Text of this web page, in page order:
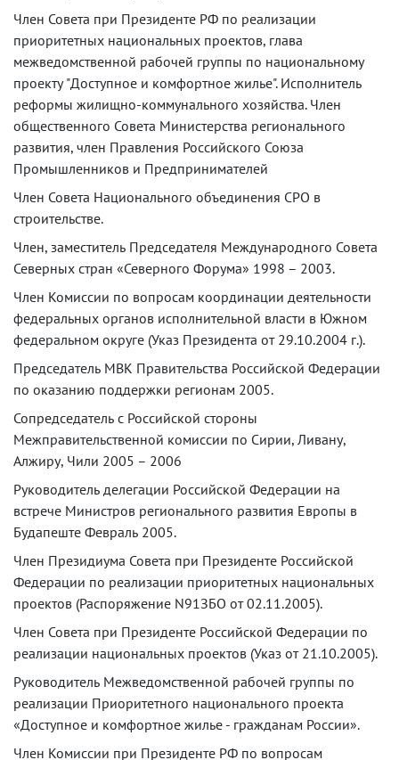
Член Совета при Президенте РФ по реализации
приоритетных национальных проектов, глава
межведомственной рабочей группы по национальному
проекту "Доступное и комфортное жилье". Исполнитель
реформы жилищно-коммунального хозяйства. Член
общественного Совета Министерства регионального
развития, член Правления Российского Союза
Промышленников и Предпринимателей
Член Совета Национального объединения СРО в
строительстве.
Член, заместитель Председателя Международного Совета
Северных стран «Северного Форума» 1998 – 2003.
Член Комиссии по вопросам координации деятельности
федеральных органов исполнительной власти в Южном
федеральном округе (Указ Президента от 29.10.2004 г.).
Председатель МВК Правительства Российской Федерации
по оказанию поддержки регионам 2005.
Сопредседатель с Российской стороны
Межправительственной комиссии по Сирии, Ливану,
Алжиру, Чили 2005 – 2006
Руководитель делегации Российской Федерации на
встрече Министров регионального развития Европы в
Будапеште Февраль 2005.
Член Президиума Совета при Президенте Российской
Федерации по реализации приоритетных национальных
проектов (Распоряжение N91ЗБО от 02.11.2005).
Член Совета при Президенте Российской Федерации по
реализации национальных проектов (Указ от 21.10.2005).
Руководитель Межведомственной рабочей группы по
реализации Приоритетного национального проекта
«Доступное и комфортное жилье - гражданам России».
Член Комиссии при Президенте РФ по вопросам